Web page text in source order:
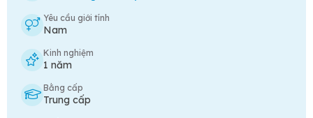
Yêu cầu giới tính
Nam
Kinh nghiệm
1 năm
Bằng cấp
Trung cấp